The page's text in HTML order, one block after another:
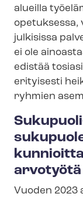
alueilla
opetuksessa,
julkisissa
ei ole
edistää
erityisesti
ryhmien
arvotyötä
Vuoden 2023